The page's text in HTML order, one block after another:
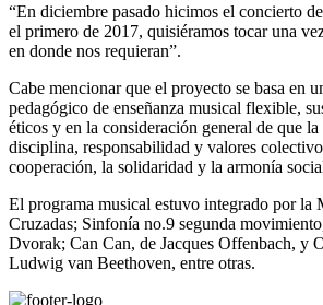
“En diciembre pasado hicimos el concierto
el primero de 2017, quisiéramos tocar una
en donde nos requieran”.
Cabe mencionar que el proyecto se basa en
pedagógico de enseñanza musical flexible,
éticos y en la consideración general de que
disciplina, responsabilidad y valores
cooperación, la solidaridad y la armonía
El programa musical estuvo integrado por la
Cruzadas; Sinfonía no.9 segunda
Dvorak; Can Can, de Jacques Offenbach, y
Ludwig van Beethoven, entre otras.